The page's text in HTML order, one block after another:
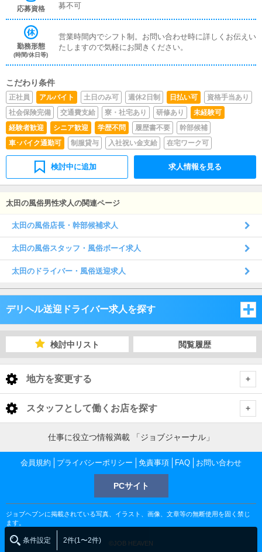
応募資格
募不可
勤務形態
(時間/休日等)
営業時間内でシフト制。お問い合わせ時に詳しくお伝えい
たしますので気軽にお聞きください。
こだわり条件
正社員 アルバイト 土日のみ可 週休2日制 日払い可
資格手当あり
社会保険完備
交通費支給 寮・社宅あり 研修あり
未経験可
経験者歓迎
シニア歓迎 学歴不問 履歴書不要
幹部候補
車･バイク通勤可
制服貸与 入社祝い金支給 在宅ワーク可
検討中に追加 求人情報を見る
条件設定 2件(1〜2件)
太田の風俗男性求人の関連ページ
太田の風俗店長・幹部候補求人
太田の風俗スタッフ・風俗ボーイ求人
太田のドライバー・風俗送迎求人
デリヘル送迎ドライバー求人を探す
埼玉県
さいたま市・中央地域 デリヘル送迎ドライバー
大宮・さいたま・浦和 デリヘル送迎ドライバー
川口・西川口 デリヘル送迎ドライバー
越谷・東部地域
越谷・東部地域 デリヘル送迎ドライバー
越谷・草加・三郷 デリヘル送迎ドライバー
川越・所沢・西部地域 デリヘル送迎ドライバー
川越・鶴ヶ島・坂戸 デリヘル送迎ドライバー
熊谷・北部地域
熊谷・北部地域 デリヘル送迎ドライバー
千葉市
千葉市 デリヘル送迎ドライバー
栄町 デリヘル送迎ドライバー
船橋・市川・浦安 デリヘル送迎ドライバー
船橋 デリヘル送迎ドライバー
松戸・柏
松戸・柏 デリヘル送迎ドライバー
成田
茨城県 デリヘル送迎ドライバー
土浦・取手・つくば・石岡
土浦・取手・つくば・石岡 デリヘル送迎ドライバー
土浦・取手・つくば デリヘル送迎ドライバー
水戸・笠間
水戸・笠間 デリヘル送迎ドライバー
神栖・鹿嶋
栃木県 デリヘル送迎ドライバー
宇都宮・鹿沼
宇都宮・鹿沼 デリヘル送迎ドライバー
小山・佐野・栃木
群馬県 デリヘル送迎ドライバー
高崎・前橋・渋川
検討中リスト 閲覧履歴
地方を変更する
< 全国トップ
北海道 男性高収入
東北 男性高収入
南関東 男性高収入
甲信越 男性高収入
北関東 男性高収入
東京 男性高収入
スタッフとして働くお店を探す
東京都
東京 男性高収入
新宿 男性高収入
渋谷 男性高収入
五反田 男性高収入
神奈川県
関内 男性高収入
曙町 男性高収入
船橋 男性高収入
茨城県
仕事に役立つ情報満載 「ジョブジャーナル」
会員規約 プライバシーポリシー 免責事項 FAQ お問い合わせ
PCサイト
ジョブヘブンに掲載されている写真、イラスト、画像、文章等の無断使用を固く禁じ
ます。
©JOB HEAVEN